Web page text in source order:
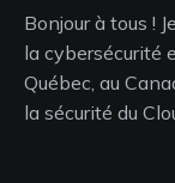
Bonjour à tous !
la cybersécurité
Québec, au
la sécurité du